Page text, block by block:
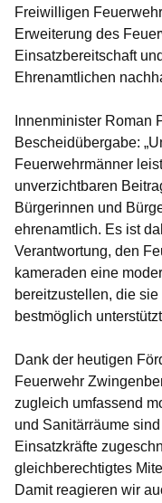
Freiwilligen
Erweiterung des
Einsatzbereitschaft
Ehrenamtlichen
Innenminister Roman
Bescheidübergabe:
Feuerwehrmänner
unverzichtbaren
Bürgerinnen und
ehrenamtlich. Es ist
Verantwortung, den
kameraden eine
bereitzustellen, die
bestmöglich
Dank der heutigen
Feuerwehr
zugleich umfassend
und Sanitärräume
Einsatzkräfte
gleichberechtigtes
Damit reagieren wir